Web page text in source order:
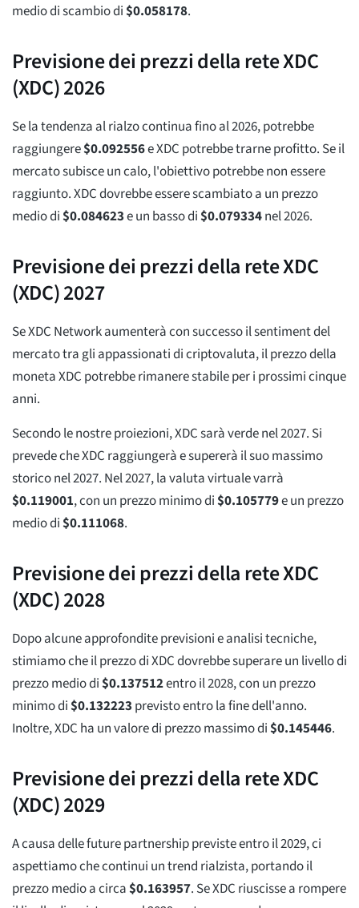
medio di scambio di$0.058178.
Previsione dei prezzi della rete XDC
(XDC) 2026
Se la tendenza al rialzo continua fino al 2026, potrebbe
raggiungere$0.092556e XDC potrebbe trarne profitto. Se il
mercato subisce un calo, l'obiettivo potrebbe non essere
raggiunto. XDC dovrebbe essere scambiato a un prezzo
medio di$0.084623e un basso di$0.079334nel 2026.
Previsione dei prezzi della rete XDC
(XDC) 2027
Se XDC Network aumenterà con successo il sentiment del
mercato tra gli appassionati di criptovaluta, il prezzo della
moneta XDC potrebbe rimanere stabile per i prossimi cinque
anni.
Secondo le nostre proiezioni, XDC sarà verde nel 2027. Si
prevede che XDC raggiungerà e supererà il suo massimo
storico nel 2027. Nel 2027, la valuta virtuale varrà
$0.119001, con un prezzo minimo di$0.105779e un prezzo
medio di$0.111068.
Previsione dei prezzi della rete XDC
(XDC) 2028
Dopo alcune approfondite previsioni e analisi tecniche,
stimiamo che il prezzo di XDC dovrebbe superare un livello di
prezzo medio di$0.137512entro il 2028, con un prezzo
minimo di$0.132223 previsto entro la fine dell'anno.
Inoltre, XDC ha un valore di prezzo massimo di$0.145446.
Previsione dei prezzi della rete XDC
(XDC) 2029
A causa delle future partnership previste entro il 2029, ci
aspettiamo che continui un trend rialzista, portando il
prezzo medio a circa$0.163957. Se XDC riuscisse a rompere